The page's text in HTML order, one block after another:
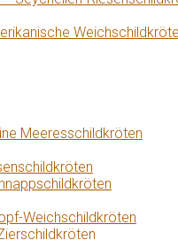
Meeresschildkröten
Weichschildkröten